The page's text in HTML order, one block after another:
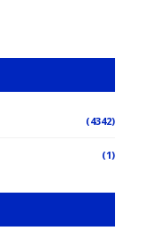
(4342)
(1)